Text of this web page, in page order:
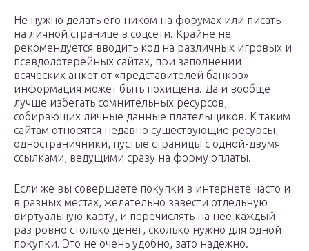
Не нужно делать его ником на форумах или писать
на личной странице в соцсети. Крайне не
рекомендуется вводить код на различных игровых и
псевдолотерейных сайтах, при заполнении
всяческих анкет от «представителей банков» –
информация может быть похищена. Да и вообще
лучше избегать сомнительных ресурсов,
собирающих личные данные плательщиков. К таким
сайтам относятся недавно существующие ресурсы,
одностраничники, пустые страницы с одной-двумя
ссылками, ведущими сразу на форму оплаты.
Если же вы совершаете покупки в интернете часто и
в разных местах, желательно завести отдельную
виртуальную карту, и перечислять на нее каждый
раз ровно столько денег, сколько нужно для одной
покупки. Это не очень удобно, зато надежно.